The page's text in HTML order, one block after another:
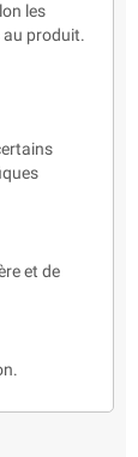
les
au produit.
et de